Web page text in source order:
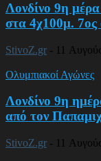
Λονδίνο 9η
στα 4χ100μ. 7ος
StivoZ.gr - 11
Ολυμπιακοί Αγώνες
Λονδίνο 9η
από τον
StivoZ.gr - 11